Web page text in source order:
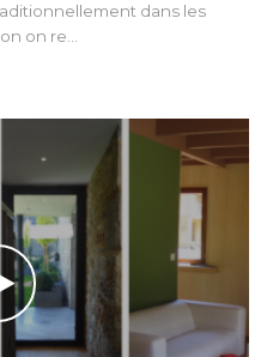
dans les
on re…